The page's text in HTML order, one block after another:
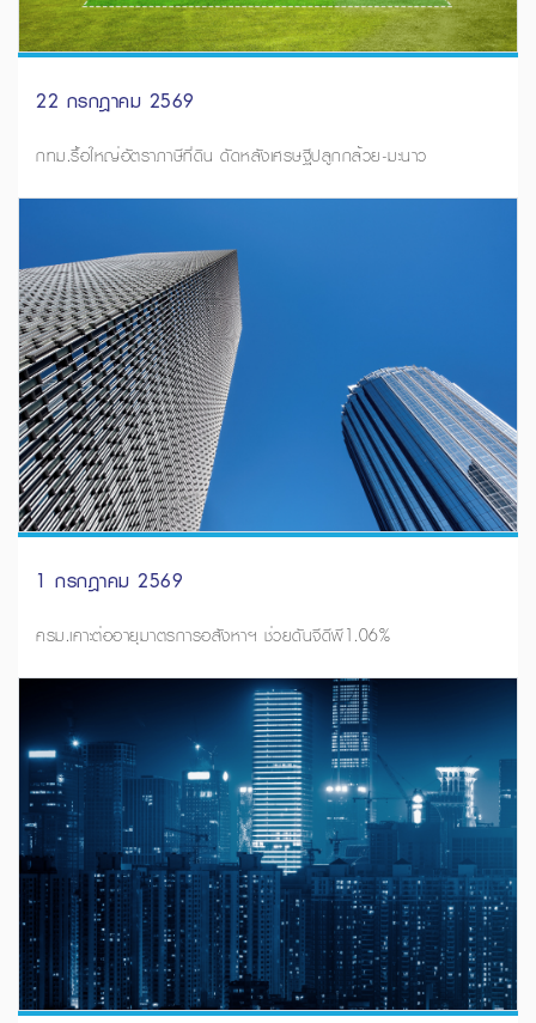
22 กรกฎาคม 2569
กทม.รื้อใหญ่อัตราภาษีที่ดิน ดัดหลังเศรษฐีปลูกกล้วย-มะนาว
1 กรกฎาคม 2569
ครม.เคาะต่ออายุมาตรการอสังหาฯ ช่วยดันจีดีพี1.06%